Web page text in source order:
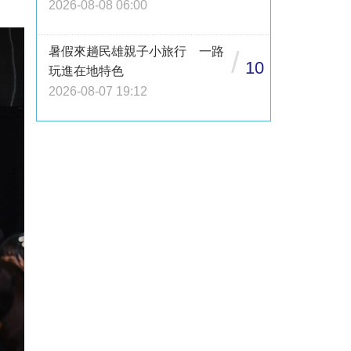
2026-08-08 06:00
暑假來趟民雄親子小旅行 一路
玩進在地特色
2026-08-07 19:12
/ 10